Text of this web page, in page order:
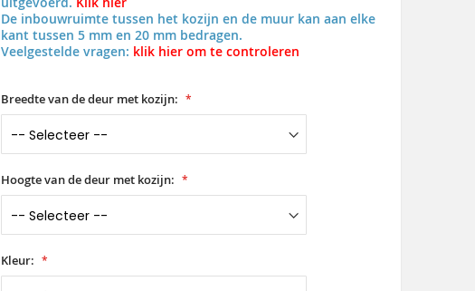
De inbouwruimte tussen het kozijn en de muur kan aan elke
kant tussen 5 mm en 20 mm bedragen.
Veelgestelde vragen: klik hier om te controleren
Breedte van de deur met kozijn:
Hoogte van de deur met kozijn:
Kleur: